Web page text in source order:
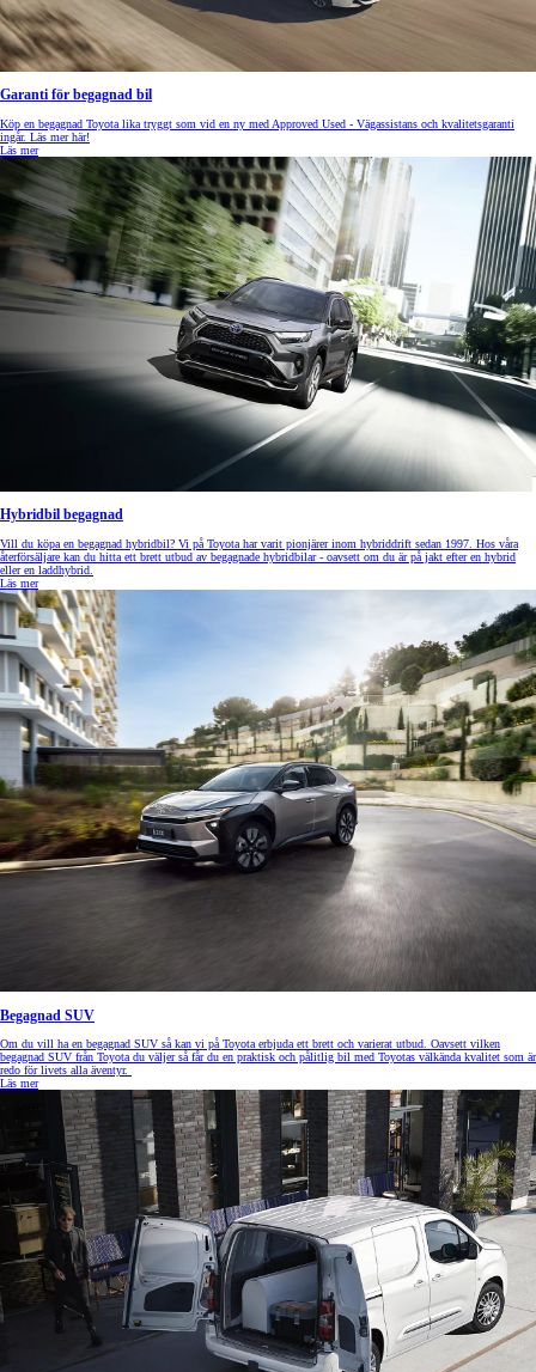
Garanti för begagnad bil
Köp en begagnad Toyota lika tryggt som vid en ny med Approved Used - Vägassistans och kvalitetsgaranti
ingår. Läs mer här!
Läs mer
Hybridbil begagnad
Vill du köpa en begagnad hybridbil? Vi på Toyota har varit pionjärer inom hybriddrift sedan 1997. Hos våra
återförsäljare kan du hitta ett brett utbud av begagnade hybridbilar - oavsett om du är på jakt efter en hybrid
eller en laddhybrid.
Läs mer
Begagnad SUV
Om du vill ha en begagnad SUV så kan vi på Toyota erbjuda ett brett och varierat utbud. Oavsett vilken
begagnad SUV från Toyota du väljer så får du en praktisk och pålitlig bil med Toyotas välkända kvalitet som är
redo för livets alla äventyr.
Läs mer